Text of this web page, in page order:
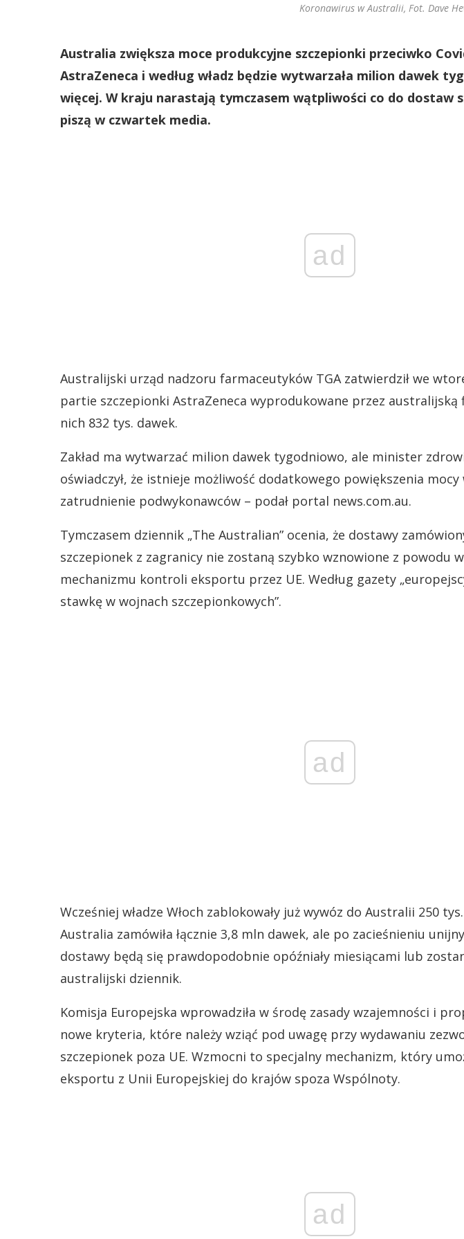
Koronawirus w Australii, Fot. Dave
Australia zwiększa moce produkcyjne szczepionki przeciwko
AstraZeneca i według władz będzie wytwarzała milion dawek
więcej. W kraju narastają tymczasem wątpliwości co do dostaw
piszą w czwartek media.
ad
Australijski urząd nadzoru farmaceutyków TGA zatwierdził we
partie szczepionki AstraZeneca wyprodukowane przez australijską
nich 832 tys. dawek.
Zakład ma wytwarzać milion dawek tygodniowo, ale minister
oświadczył, że istnieje możliwość dodatkowego powiększenia
zatrudnienie podwykonawców – podał portal news.com.au.
Tymczasem dziennik „The Australian” ocenia, że dostawy
szczepionek z zagranicy nie zostaną szybko wznowione z powodu
mechanizmu kontroli eksportu przez UE. Według gazety
stawkę w wojnach szczepionkowych”.
ad
Wcześniej władze Włoch zablokowały już wywóz do Australii 250
Australia zamówiła łącznie 3,8 mln dawek, ale po zacieśnieniu
dostawy będą się prawdopodobnie opóźniały miesiącami lub
australijski dziennik.
Komisja Europejska wprowadziła w środę zasady wzajemności i
nowe kryteria, które należy wziąć pod uwagę przy wydawaniu
szczepionek poza UE. Wzmocni to specjalny mechanizm, który
eksportu z Unii Europejskiej do krajów spoza Wspólnoty.
ad